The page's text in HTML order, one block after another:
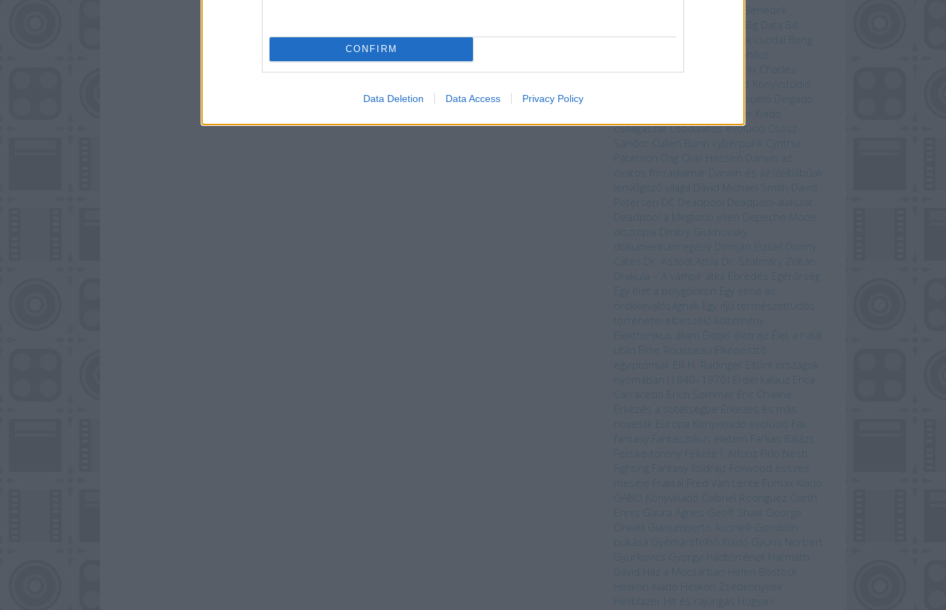
CONFIRM
Data Deletion Data Access Privacy Policy
Benedek
Big Data Bill
Bryson Bjørn Berge Bolygónk csodái Bong
Cartaphilus
Könyvkiadó Chameleon Comix
Charles
Ciceró Könyvstúdió
Consuelo Delgado
Cser Kiadó
csillagászat Csodálatos evolúció
Csősz
Sándor
Cullen Bunn cyberpunk
Cynthia
Paterson Dag Olav Hessen Darwin az
óvatos forradalmár Darwin és az ízeltlábúak
lenyűgöző világa David Michael Smith David
Petersen DC Deadpool
Deadpool-alakulat
Deadpool a Megtorló ellen Depeche Mode
disztópia Dmitry Glukhovsky
dokumentumregény Domján József Donny
Cates
Dr. Aszódi Attila Dr. Szatmáry Zoltán
Drakula – A vámpír átka Ébredés
Egérőrség
Egy élet a bolygónkon Egy elme az
örökkévalóságnak Egy ifjú természettudós
történetei
elbeszélő költemény
Elektronikus állam Életjel életrajz Élet a halál
után Élise Rousseau Elképesztő
egyiptomiak Elli H. Radinger Eltűnt országok
nyomában (1840–1970)
Erdei kalauz Erica
Carracedo
Erich Sommer Eric Chaline
Érkezés a sötétségbe Érkezés és más
novellák Európa Könyvkiadó evolúció
Fák
fantasy Fantasztikus életem Farkas Balázs
Fecske-torony Fekete I. Alfonz Fido Nesti
Fighting Fantasy földrajz Foxwood összes
meséje Fraktál Fred Van Lente Fumax Kiadó
GABO Könyvkiadó
Gabriel Rodríguez
Garth
Ennis
Gaura Ágnes Geoff Shaw
George
Orwell
Gianumberto Accinelli
Gondolin
bukása
Gyémántfelhő Kiadó
Gyuris Norbert
Gyurkovics Györgyi hadtörténet Harmath
Dávid Ház a Mocsárban Helen Bostock
Helikon Kiadó
Helikon Zsebkönyvek
Hellblazer Hit és rajongás
Hogyan